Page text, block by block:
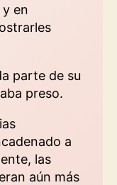
y en
parte de su
preso.
a
las
aún más